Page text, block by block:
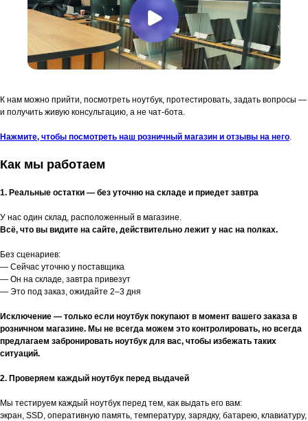
К нам можно прийти, посмотреть ноутбук, протестировать, задать вопросы —
и получить живую консультацию, а не чат-бота.
Нажмите, чтобы посмотреть наш розничный магазин и отзывы на него.
Как мы работаем
1. Реальные остатки — без уточню на складе и приедет завтра
У нас один склад, расположенный в магазине.
Всё, что вы видите на сайте, действительно лежит у нас на полках.
Без сценариев:
— Сейчас уточню у поставщика
— Он на складе, завтра привезут
— Это под заказ, ожидайте 2–3 дня
Исключение — только если ноутбук покупают в момент вашего заказа в
розничном магазине. Мы не всегда можем это контролировать, но всегда
предлагаем забронировать ноутбук для вас, чтобы избежать таких
ситуаций.
2. Проверяем каждый ноутбук перед выдачей
Мы тестируем каждый ноутбук перед тем, как выдать его вам:
экран, SSD, оперативную память, температуру, зарядку, батарею, клавиатуру,